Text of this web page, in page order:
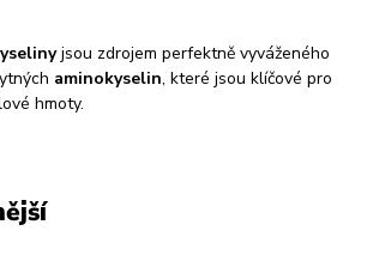
jsou zdrojem perfektně vyváženého
aminokyselin, které jsou klíčové pro
hmoty.